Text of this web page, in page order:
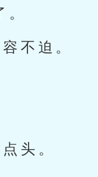
不迫。
头。